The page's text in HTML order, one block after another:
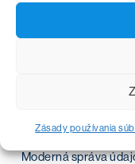
Zásady používania
Raňajky s
Moderná správa